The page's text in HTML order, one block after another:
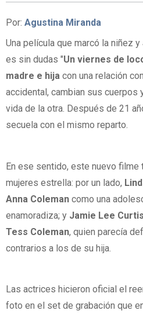
Por: Agustina Miranda
Una película que marcó la niñez
es sin dudas "Un viernes de
madre e hija con una relación
accidental, cambian sus cuerpos
vida de la otra. Después de 21
secuela con el mismo reparto.
En ese sentido, este nuevo filme
mujeres estrella: por un lado,
Anna Coleman como una
enamoradiza; y Jamie Lee
Tess Coleman, quien parecía
contrarios a los de su hija.
Las actrices hicieron oficial el
foto en el set de grabación que